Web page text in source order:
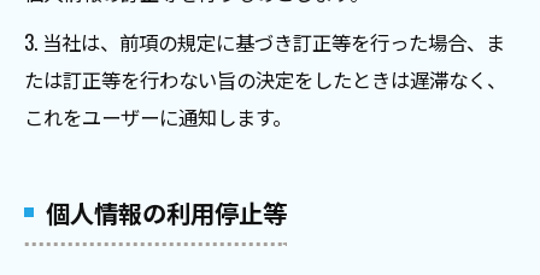
3. 当社は、前項の規定に基づき訂正等を行った場合、ま
たは訂正等を行わない旨の決定をしたときは遅滞なく、
これをユーザーに通知します。
個人情報の利用停止等